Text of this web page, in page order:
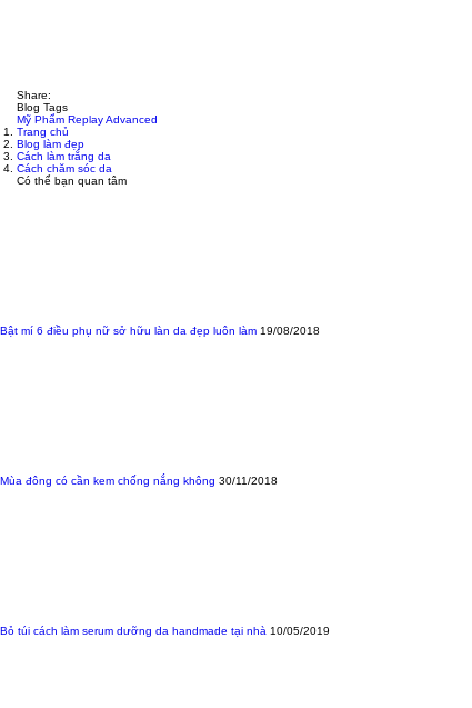
Share:
Blog Tags
Mỹ Phẩm Replay Advanced
Trang chủ
Blog làm đẹp
Cách làm trắng da
Cách chăm sóc da
Có thể bạn quan tâm
Bật mí 6 điều phụ nữ sở hữu làn da đẹp luôn làm 19/08/2018
Mùa đông có cần kem chống nắng không 30/11/2018
Bỏ túi cách làm serum dưỡng da handmade tại nhà 10/05/2019